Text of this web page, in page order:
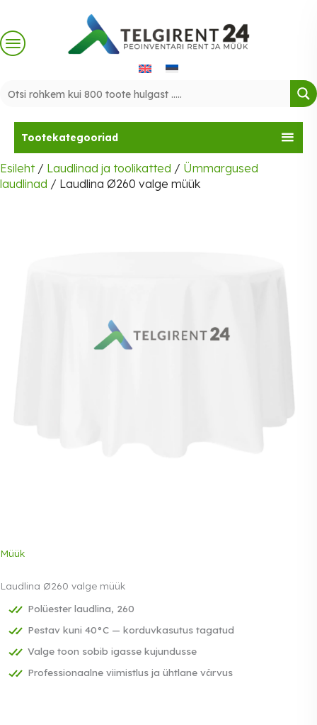
content
Tootekategooriad
Esileht/ Laudlinad ja toolikatted / Ümmargused
laudlinad / Laudlina Ø260 valge müük
Müük
Laudlina Ø260 valge müük
Polüester laudlina, 260
Pestav kuni 40°C — korduvkasutus tagatud
Valge toon sobib igasse kujundusse
Professionaalne viimistlus ja ühtlane värvus